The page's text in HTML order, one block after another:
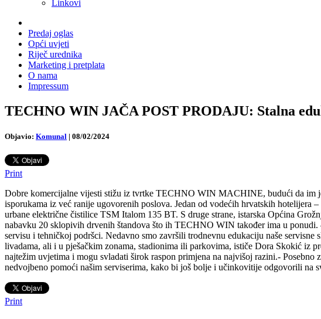
Linkovi
Predaj oglas
Opći uvjeti
Riječ urednika
Marketing i pretplata
O nama
Impressum
TECHNO WIN JAČA POST PRODAJU: Stalna
Objavio: Komunal | 08/02/2024
Print
Dobre komercijalne vijesti stižu iz tvrtke TECHNO WIN MACHINE, budući da im
isporukama iz već ranije ugovorenih poslova. Jedan od vodećih hrvatskih
urbane električne čistilice TSM Italom 135 BT. S druge strane, istarska Općina
nabavku 20 sklopivih drvenih štandova što ih TECHNO WIN također ima u
servisu i tehničkoj podršci. Nedavno smo završili trodnevnu edukaciju naše
livadama, ali i u pješačkim zonama, stadionima ili parkovima, ističe Dora Skokić iz
najtežim uvjetima i mogu svladati širok raspon primjena na najvišoj razini.-
nedvojbeno pomoći našim serviserima, kako bi još bolje i učinkovitije odgovorili na
Print